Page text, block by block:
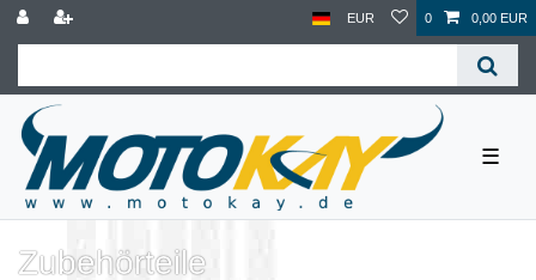
EUR 0 0,00 EUR
☰
Zubehörteile